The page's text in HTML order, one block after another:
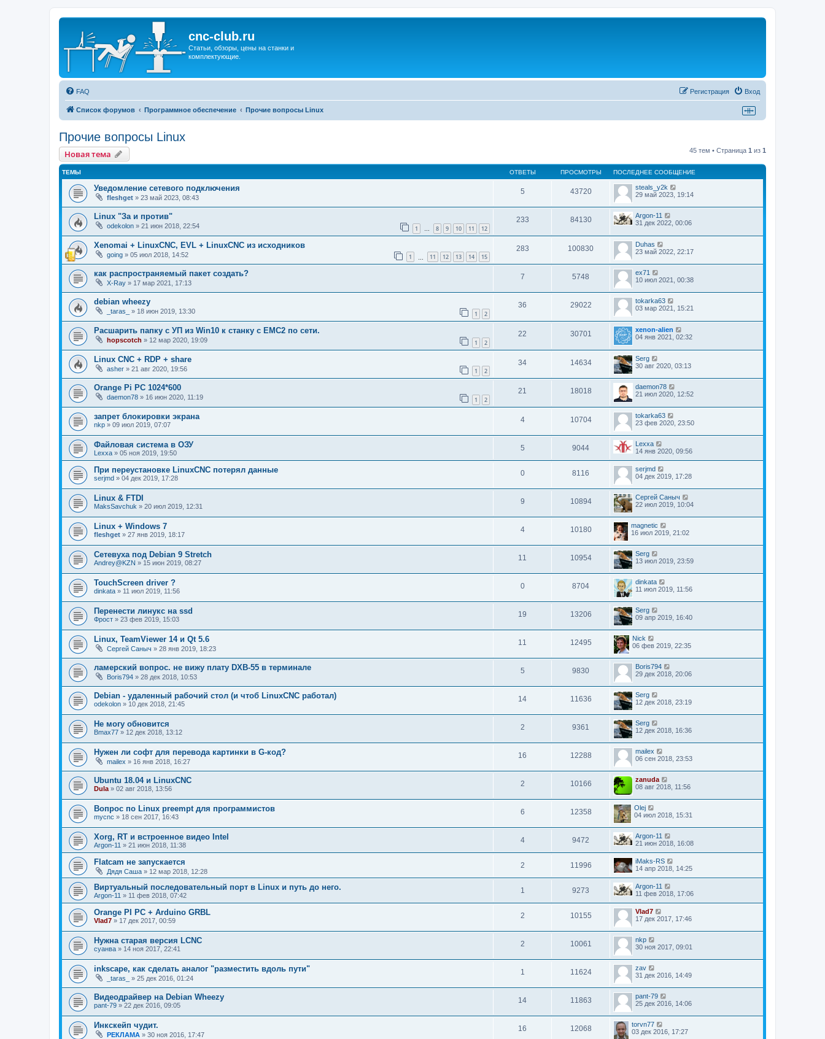
cnc-club.ru
Статьи, обзоры, цены на станки и
комплектующие.
FAQ Вход
Регистрация
Список форумов Программное обеспечение Прочие вопросы Linux
Прочие вопросы Linux
Новая тема 45 тем • Страница 1 из 1
ТЕМЫ ОТВЕТЫ ПРОСМОТРЫ ПОСЛЕДНЕЕ СООБЩЕНИЕ
Уведомление сетевого подключения
fleshget » 23 май 2023, 08:43
5 43720
steals_y2k
29 май 2023, 19:14
Linux "За и против"
odekolon » 21 июн 2018, 22:54 1 … 8 9 10 11 12
233 84130
Argon-11
31 дек 2022, 00:06
Xenomai + LinuxCNC, EVL + LinuxCNC из исходников
going » 05 июл 2018, 14:52 1 11 12 13 14 15
283 100830
Duhas
23 май 2022, 22:17
как распространяемый пакет создать?
X-Ray » 17 мар 2021, 17:13
7 5748
ex71
10 июл 2021, 00:38
debian wheezy
_taras_ » 18 июн 2019, 13:30 1 2
36 29022
tokarka63
03 мар 2021, 15:21
Расшарить папку с УП из Win10 к станку с EMC2 по сети.
hopscotch » 12 мар 2020, 19:09 1 2
22 30701
xenon-alien
04 янв 2021, 02:32
Linux CNC + RDP + share
asher » 21 авг 2020, 19:56 1 2
34 14634
Serg
30 авг 2020, 03:13
Orange Pi PC 1024*600
daemon78 » 16 июн 2020, 11:19 1 2
21 18018
daemon78
21 июл 2020, 12:52
запрет блокировки экрана
nkp » 09 июл 2019, 07:07
4 10704
tokarka63
23 фев 2020, 23:50
Файловая система в ОЗУ
Lexxa » 05 ноя 2019, 19:50
5 9044
Lexxa
14 янв 2020, 09:56
При переустановке LinuxCNC потерял данные
serjmd » 04 дек 2019, 17:28
0 8116
serjmd
04 дек 2019, 17:28
Linux & FTDI
MaksSavchuk » 20 июл 2019, 12:31
9 10894
Сергей Саныч
22 июл 2019, 10:04
Linux + Windows 7
fleshget » 27 янв 2019, 18:17
4 10180
magnetic
16 июл 2019, 21:02
Сетевуха под Debian 9 Stretch
Andrey@KZN » 15 июн 2019, 08:27
11 10954
Serg
13 июл 2019, 23:59
TouchScreen driver ?
dinkata » 11 июл 2019, 11:56
0 8704
dinkata
11 июл 2019, 11:56
Перенести линукс на ssd
Фрост » 23 фев 2019, 15:03
19 13206
Serg
09 апр 2019, 16:40
Linux, TeamViewer 14 и Qt 5.6
Сергей Саныч » 28 янв 2019, 18:23
11 12495
Nick
06 фев 2019, 22:35
ламерский вопрос. не вижу плату DXB-55 в терминале
Boris794 » 28 дек 2018, 10:53
5 9830
Boris794
29 дек 2018, 20:06
Debian - удаленный рабочий стол (и чтоб LinuxCNC работал)
odekolon » 10 дек 2018, 21:45
14 11636
Serg
12 дек 2018, 23:19
Не могу обновится
Bmax77 » 12 дек 2018, 13:12
2 9361
Serg
12 дек 2018, 16:36
Нужен ли софт для перевода картинки в G-код?
mailex » 16 янв 2018, 16:27
16 12288
mailex
06 сен 2018, 23:53
Ubuntu 18.04 и LinuxCNC
Dula » 02 авг 2018, 13:56
2 10166
zanuda
08 авг 2018, 11:56
Вопрос по Linux preempt для программистов
mycnc » 18 сен 2017, 16:43
6 12358
Olej
04 июл 2018, 15:31
Xorg, RT и встроенное видео Intel
Argon-11 » 21 июн 2018, 11:38
4 9472
Argon-11
21 июн 2018, 16:08
Flatcam не запускается
Дядя Саша » 12 мар 2018, 12:28
2 11996
iMaks-RS
14 апр 2018, 14:25
Виртуальный последовательный порт в Linux и путь до него.
Argon-11 » 11 фев 2018, 07:42
1 9273
Argon-11
11 фев 2018, 17:06
Orange PI PC + Arduino GRBL
Vlad7 » 17 дек 2017, 00:59
2 10155
Vlad7
17 дек 2017, 17:46
Нужна старая версия LCNC
суанва » 14 ноя 2017, 22:41
2 10061
nkp
30 ноя 2017, 09:01
inkscape, как сделать аналог "разместить вдоль пути"
_taras_ » 25 дек 2016, 01:24
1 11624
zav
31 дек 2016, 14:49
Видеодрайвер на Debian Wheezy
pant-79 » 22 дек 2016, 09:05
14 11863
pant-79
25 дек 2016, 14:06
Инкскейп чудит.
РЕКЛАМА » 30 ноя 2016, 17:47
16 12068
torvn77
03 дек 2016, 17:27